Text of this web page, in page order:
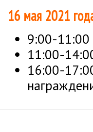
16 мая 2021
9:00-11:00
11:00-
16:00-